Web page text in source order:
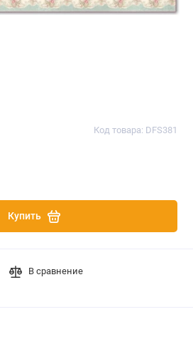
Код товара: DFS381
Купить
В сравнение